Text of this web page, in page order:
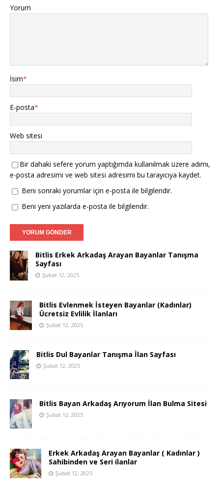
Yorum
İsim*
E-posta*
Web sitesi
Bir dahaki sefere yorum yaptığımda kullanılmak üzere adımı,
e-posta adresimi ve web sitesi adresimi bu tarayıcıya kaydet.
Beni sonraki yorumlar için e-posta ile bilgilendir.
Beni yeni yazılarda e-posta ile bilgilendir.
Bitlis Erkek Arkadaş Arayan Bayanlar Tanışma
Sayfası
Şubat 12, 2025
Bitlis Evlenmek İsteyen Bayanlar (Kadınlar)
Ücretsiz Evlilik İlanları
Şubat 12, 2025
Bitlis Dul Bayanlar Tanışma İlan Sayfası
Şubat 12, 2025
Bitlis Bayan Arkadaş Arıyorum İlan Bulma Sitesi
Şubat 12, 2025
Erkek Arkadaş Arayan Bayanlar ( Kadınlar )
Sahibinden ve Seri ilanlar
Şubat 12, 2025